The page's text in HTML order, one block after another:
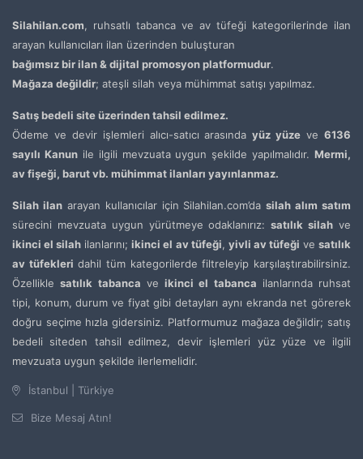
Silahilan.com, ruhsatlı tabanca ve av tüfeği kategorilerinde ilan
arayan kullanıcıları ilan üzerinden buluşturan
bağımsız bir ilan & dijital promosyon platformudur.
Mağaza değildir; ateşli silah veya mühimmat satışı yapılmaz.
Satış bedeli site üzerinden tahsil edilmez.
Ödeme ve devir işlemleri alıcı-satıcı arasındayüz yüze ve6136
sayılı Kanunile ilgili mevzuata uygun şekilde yapılmalıdır. Mermi,
av fişeği, barut vb. mühimmat ilanları yayınlanmaz.
Silah ilanarayan kullanıcılar için Silahilan.com’dasilah alım satım
sürecini mevzuata uygun yürütmeye odaklanırız:satılık silah ve
ikinci el silah ilanlarını;ikinci el av tüfeği, yivli av tüfeği vesatılık
av tüfekleri dahil tüm kategorilerde filtreleyip karşılaştırabilirsiniz.
Özelliklesatılık tabanca ve ikinci el tabanca ilanlarında ruhsat
tipi, konum, durum ve fiyat gibi detayları aynı ekranda net görerek
doğru seçime hızla gidersiniz. Platformumuz mağaza değildir; satış
bedeli siteden tahsil edilmez, devir işlemleri yüz yüze ve ilgili
mevzuata uygun şekilde ilerlemelidir.
İstanbul | Türkiye
Bize Mesaj Atın!